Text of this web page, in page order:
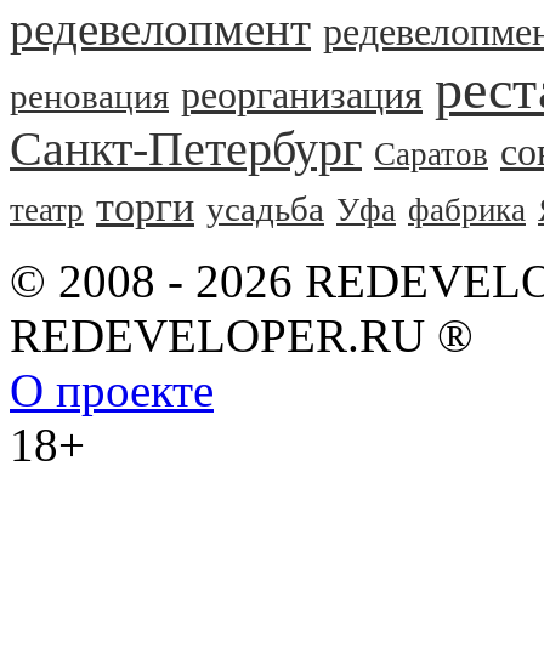
редевелопмент
реновация реорганизация
Санкт-Петербург Саратов
театр торги усадьба Уфа фабрика
© 2008 - 2026
REDEVELOPER.RU ®
О проекте
18+